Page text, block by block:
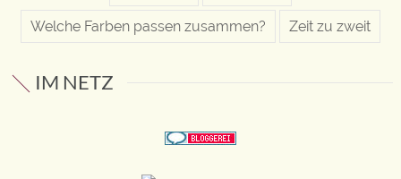
Welche Farben passen zusammen? Zeit zu zweit
IM NETZ